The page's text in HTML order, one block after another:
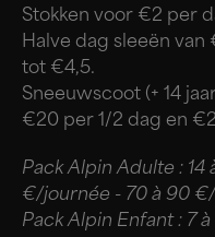
Stokken voor €2 per
Halve dag sleeën
tot €4,5.
Sneeuwscoot (+ 14
€20 per 1/2 dag en
Pack Alpin Adulte : 14
€/journée - 70 à 90
Pack Alpin Enfant : 7